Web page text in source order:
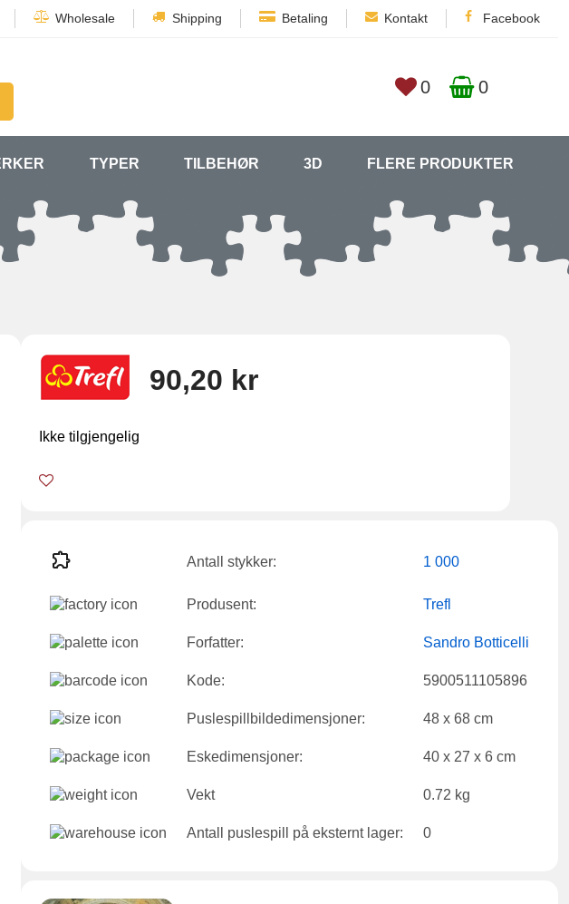
Wholesale Shipping Betaling Kontakt Facebook
0 0
TYPER TILBEHØR 3D FLERE PRODUKTER
90,20 kr
Ikke tilgjengelig
Antall stykker: 1 000
Produsent: Trefl
Forfatter: Sandro Botticelli
Kode: 5900511105896
Puslespillbildedimensjoner: 48 x 68 cm
Eskedimensjoner: 40 x 27 x 6 cm
Vekt 0.72 kg
Antall puslespill på eksternt lager: 0